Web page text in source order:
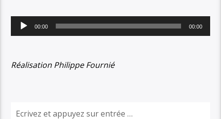
Lecteur
audio
00:00 00:00
Réalisation Philippe Fournié